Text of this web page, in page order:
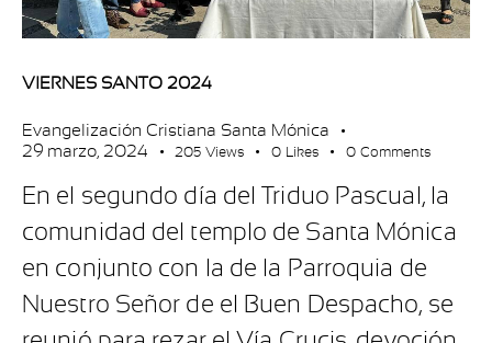
VIERNES SANTO 2024
Evangelización Cristiana Santa Mónica
29 marzo, 2024
205 Views 0 Likes 0 Comments
En el segundo día del Triduo Pascual, la
comunidad del templo de Santa Mónica
en conjunto con la de la Parroquia de
Nuestro Señor de el Buen Despacho, se